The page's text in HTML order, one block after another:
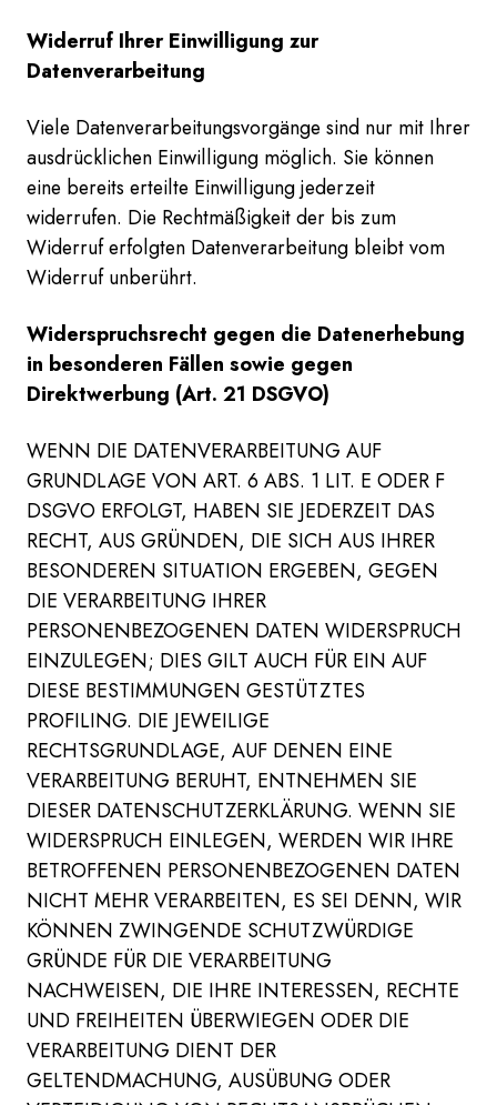
Widerruf Ihrer Einwilligung zur
Datenverarbeitung
Viele Datenverarbeitungsvorgänge sind nur mit Ihrer
ausdrücklichen Einwilligung möglich. Sie können
eine bereits erteilte Einwilligung jederzeit
widerrufen. Die Rechtmäßigkeit der bis zum
Widerruf erfolgten Datenverarbeitung bleibt vom
Widerruf unberührt.
Widerspruchsrecht gegen die Datenerhebung
in besonderen Fällen sowie gegen
Direktwerbung (Art. 21 DSGVO)
WENN DIE DATENVERARBEITUNG AUF
GRUNDLAGE VON ART. 6 ABS. 1 LIT. E ODER F
DSGVO ERFOLGT, HABEN SIE JEDERZEIT DAS
RECHT, AUS GRÜNDEN, DIE SICH AUS IHRER
BESONDEREN SITUATION ERGEBEN, GEGEN
DIE VERARBEITUNG IHRER
PERSONENBEZOGENEN DATEN WIDERSPRUCH
EINZULEGEN; DIES GILT AUCH FÜR EIN AUF
DIESE BESTIMMUNGEN GESTÜTZTES
PROFILING. DIE JEWEILIGE
RECHTSGRUNDLAGE, AUF DENEN EINE
VERARBEITUNG BERUHT, ENTNEHMEN SIE
DIESER DATENSCHUTZERKLÄRUNG. WENN SIE
WIDERSPRUCH EINLEGEN, WERDEN WIR IHRE
BETROFFENEN PERSONENBEZOGENEN DATEN
NICHT MEHR VERARBEITEN, ES SEI DENN, WIR
KÖNNEN ZWINGENDE SCHUTZWÜRDIGE
GRÜNDE FÜR DIE VERARBEITUNG
NACHWEISEN, DIE IHRE INTERESSEN, RECHTE
UND FREIHEITEN ÜBERWIEGEN ODER DIE
VERARBEITUNG DIENT DER
GELTENDMACHUNG, AUSÜBUNG ODER